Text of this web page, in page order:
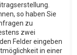
so haben Sie
zu
zwei
Felder eingeben
in einer